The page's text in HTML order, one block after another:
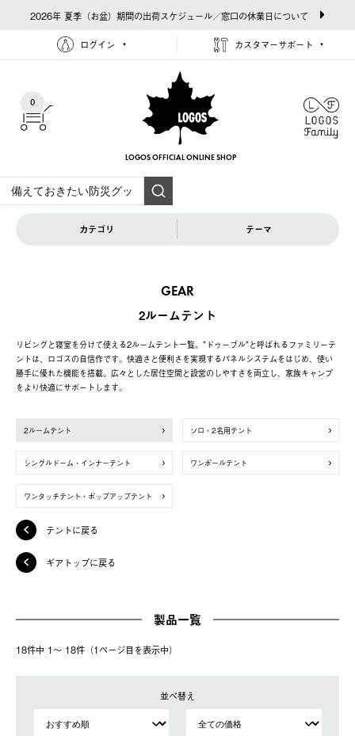
2026年 夏季（お盆）期間の出荷スケジュール／窓口の休業日について
ログイン カスタマーサポート
0
LOGOS OFFICIAL ONLINE SHOP
カテゴリ テーマ
GEAR
2ルームテント
リビングと寝室を分けて使える2ルームテント一覧。”ドゥーブル”と呼ばれるファミリーテ
ントは、ロゴスの自信作です。快適さと便利さを実現するパネルシステムをはじめ、使い
勝手に優れた機能を搭載。広々とした居住空間と設営のしやすさを両立し、家族キャンプ
をより快適にサポートします。
2ルームテント ソロ・2名用テント
シングルドーム・インナーテント ワンポールテント
ワンタッチテント・ポップアップテント
テントに戻る
ギアトップに戻る
製品一覧
18件中 1〜 18件（1ページ⽬を表⽰中）
並べ替え